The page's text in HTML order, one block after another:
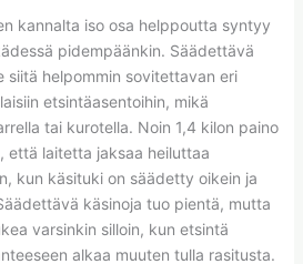
kannalta iso osa helppoutta syntyy
pidempäänkin. Säädettävä
siitä helpommin sovitettavan eri
etsintäasentoihin, mikä
tai kurotella. Noin 1,4 kilon paino
että laitetta jaksaa heiluttaa
kun käsituki on säädetty oikein ja
käsinoja tuo pientä, mutta
varsinkin silloin, kun etsintä
alkaa muuten tulla rasitusta.